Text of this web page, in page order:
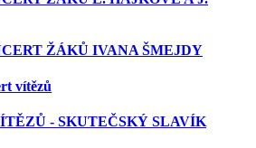
ŽÁKŮ IVANA ŠMEJDY
vítězů
- SKUTEČSKÝ SLAVÍK